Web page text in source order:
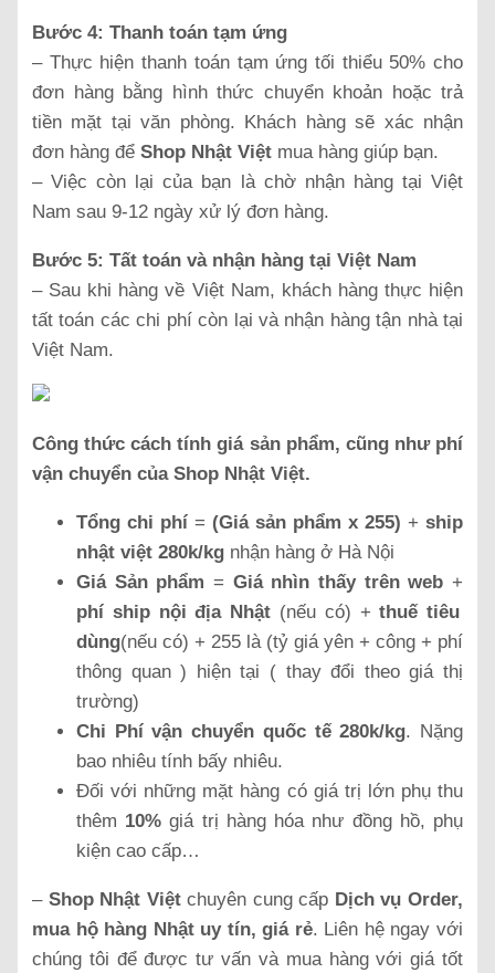
Bước 4: Thanh toán tạm ứng
– Thực hiện thanh toán tạm ứng tối thiểu 50% cho
đơn hàng bằng hình thức chuyển khoản hoặc trả
tiền mặt tại văn phòng. Khách hàng sẽ xác nhận
đơn hàng để Shop Nhật Việt mua hàng giúp bạn.
– Việc còn lại của bạn là chờ nhận hàng tại Việt
Nam sau 9-12 ngày xử lý đơn hàng.
Bước 5: Tất toán và nhận hàng tại Việt Nam
– Sau khi hàng về Việt Nam, khách hàng thực hiện
tất toán các chi phí còn lại và nhận hàng tận nhà tại
Việt Nam.
Công thức cách tính giá sản phẩm, cũng như phí
vận chuyển của Shop Nhật Việt.
Tổng chi phí = (Giá sản phẩm x 255) + ship
nhật việt 280k/kg nhận hàng ở Hà Nội
Giá Sản phẩm = Giá nhìn thấy trên web +
phí ship nội địa Nhật (nếu có) +thuế tiêu
dùng(nếu có) + 255 là (tỷ giá yên + công + phí
thông quan ) hiện tại ( thay đổi theo giá thị
trường)
Chi Phí vận chuyển quốc tế 280k/kg. Nặng
bao nhiêu tính bấy nhiêu.
Đối với những mặt hàng có giá trị lớn phụ thu
thêm 10% giá trị hàng hóa như đồng hồ, phụ
kiện cao cấp…
– Shop Nhật Việtchuyên cung cấp Dịch vụ Order,
mua hộ hàng Nhật uy tín, giá rẻ. Liên hệ ngay với
chúng tôi để được tư vấn và mua hàng với giá tốt